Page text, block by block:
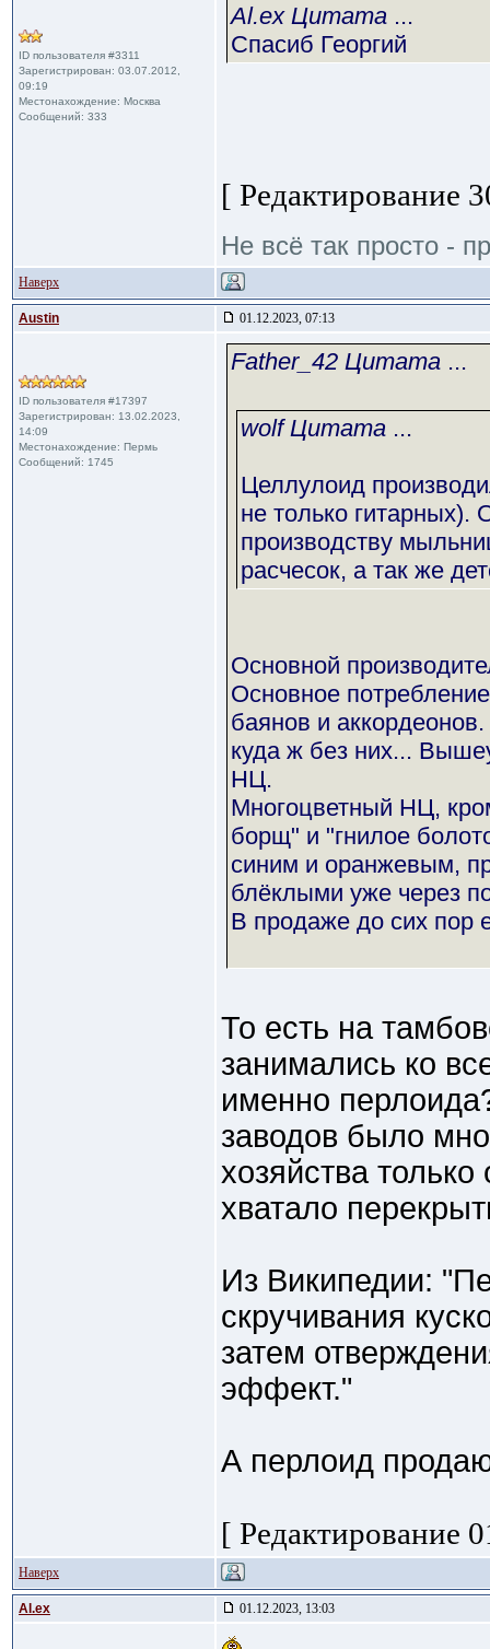
ID пользователя #3311
Зарегистрирован: 03.07.2012,
09:19
Местонахождение: Москва
Сообщений: 333
Al.ex Цитата ...
Спасиб Георгий
[ Редактирование
Не всё так просто -
Наверх
Austin 01.12.2023, 07:13
ID пользователя #17397
Зарегистрирован: 13.02.2023,
14:09
Местонахождение: Пермь
Сообщений: 1745
Father_42 Цитата ...
wolf Цитата ...
Целлулоид
не только
производству
расчесок, а так же
Основной
Основное
баянов и
куда ж без них...
НЦ.
Многоцветный НЦ,
борщ" и "гнилое
синим и оранжевым,
блёклыми уже через
В продаже до сих пор
То есть на
занимались ко
именно
заводов было
хозяйства
хватало
Из Википедии:
скручивания
затем
эффект."
А перлоид
[ Редактирование
Наверх
Al.ex 01.12.2023, 13:03